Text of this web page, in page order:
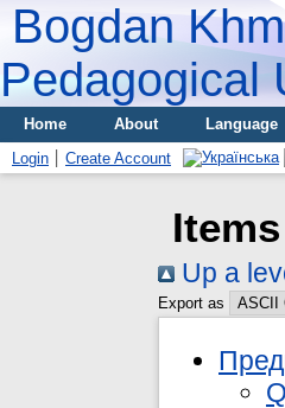
Bogdan
Pedagogical
Home About Language
Login
Create Account
Up a
Export as